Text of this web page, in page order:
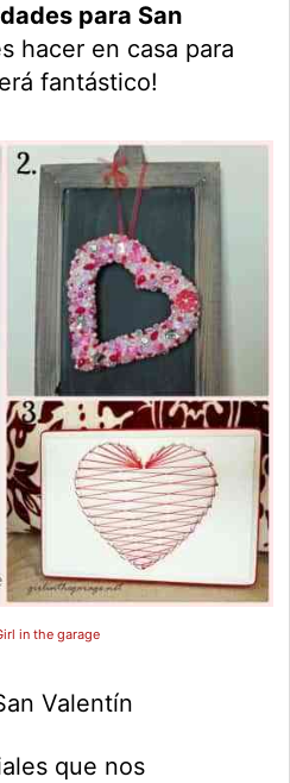
para San
hacer en casa para
fantástico!
in the garage
Valentín
que nos